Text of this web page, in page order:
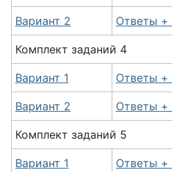
Вариант 2 Ответы +
Комплект заданий 4
Вариант 1 Ответы +
Вариант 2 Ответы +
Комплект заданий 5
Вариант 1 Ответы +